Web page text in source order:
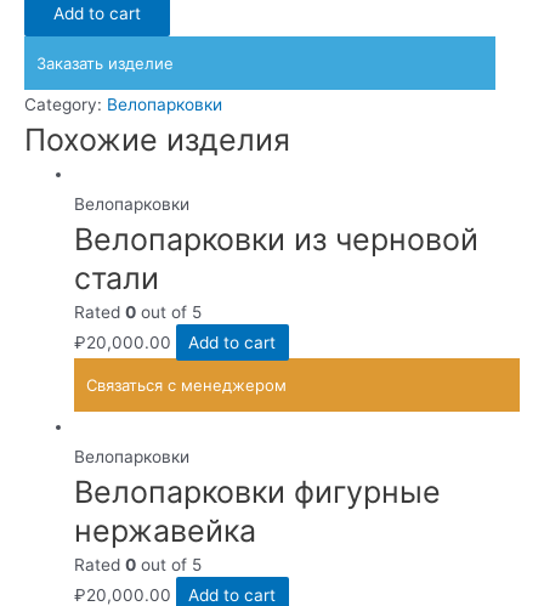
чернина
Add to cart
Заказать изделие
Category: Велопарковки
Похожие изделия
Велопарковки
Велопарковки из черновой
стали
Rated0 out of 5
₽20,000.00 Add to cart
Связаться с менеджером
Велопарковки
Велопарковки фигурные
нержавейка
Rated0 out of 5
₽20,000.00 Add to cart